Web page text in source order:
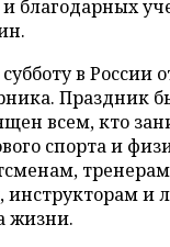
благодарных
в России
Праздник
всем, кто
спорта и
инструкторам и
жизни.